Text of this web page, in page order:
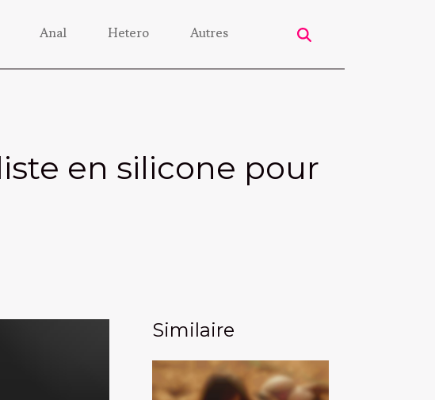
Anal Hetero Autres
en silicone pour
Similaire